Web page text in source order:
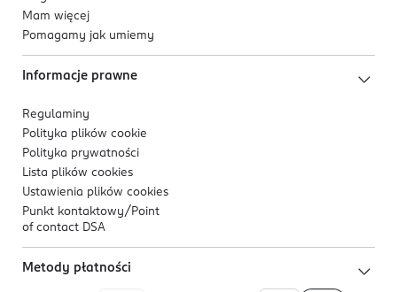
Mam więcej
Pomagamy jak umiemy
Informacje prawne
Regulaminy
Polityka plików cookie
Polityka prywatności
Lista plików cookies
Ustawienia plików cookies
Punkt kontaktowy/ Point
of contact DSA
Metody płatności